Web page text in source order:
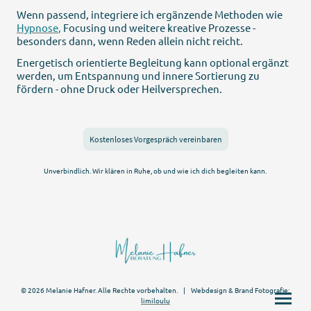
Wenn passend, integriere ich ergänzende Methoden wie
Hypnose Focusing und weitere kreative Prozesse -
besonders dann, wenn Reden allein nicht reicht.
Energetisch orientierte Begleitung kann optional ergänzt
werden, um Entspannung und innere Sortierung zu
fördern - ohne Druck oder Heilversprechen.
Kostenloses Vorgespräch vereinbaren
Unverbindlich. Wir klären in Ruhe, ob und wie ich dich begleiten kann.
© 2026 Melanie Hafner. Alle Rechte vorbehalten. | Webdesign & Brand Fotografie:
limiloulu